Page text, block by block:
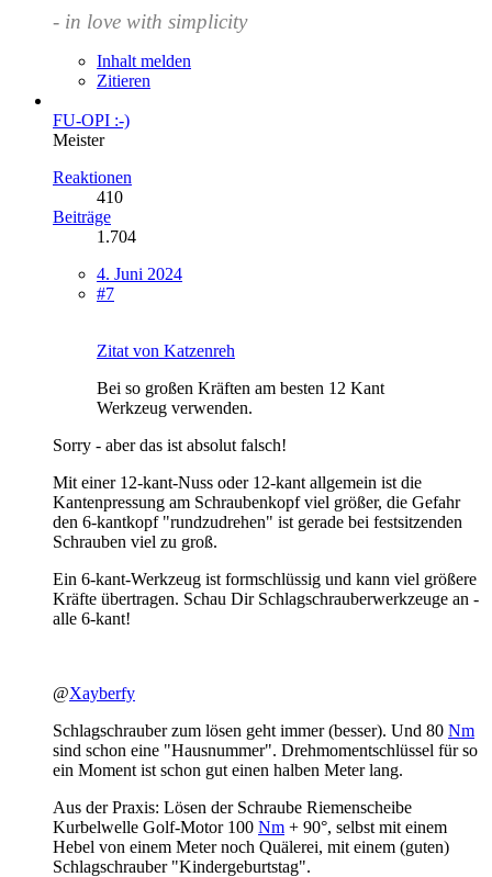
- in love with simplicity
Inhalt melden
Zitieren
FU-OPI :-)
Meister
Reaktionen
410
Beiträge
1.704
4. Juni 2024
#7
Zitat von Katzenreh
Bei so großen Kräften am besten 12 Kant
Werkzeug verwenden.
Sorry - aber das ist absolut falsch!
Mit einer 12-kant-Nuss oder 12-kant allgemein ist die
Kantenpressung am Schraubenkopf viel größer, die Gefahr
den 6-kantkopf "rundzudrehen" ist gerade bei festsitzenden
Schrauben viel zu groß.
Ein 6-kant-Werkzeug ist formschlüssig und kann viel größere
Kräfte übertragen. Schau Dir Schlagschrauberwerkzeuge an -
alle 6-kant!
@Xayberfy
Schlagschrauber zum lösen geht immer (besser). Und 80 Nm
sind schon eine "Hausnummer". Drehmomentschlüssel für so
ein Moment ist schon gut einen halben Meter lang.
Aus der Praxis: Lösen der Schraube Riemenscheibe
Kurbelwelle Golf-Motor 100 Nm + 90°, selbst mit einem
Hebel von einem Meter noch Quälerei, mit einem (guten)
Schlagschrauber "Kindergeburtstag".